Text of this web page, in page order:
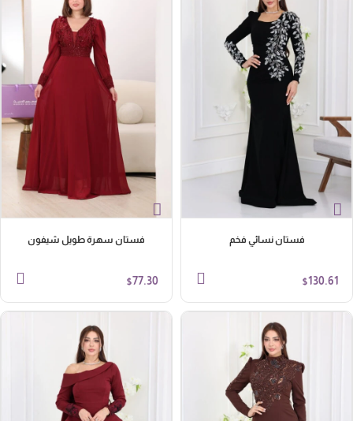
فستان نسائي فخم
$130.61
فستان سهرة طويل شيفون
$77.30